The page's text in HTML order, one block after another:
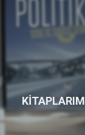
KITAPLARIM